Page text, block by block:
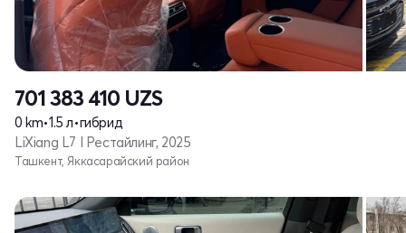
701 383 410 UZS
0 km•1.5 л•гибрид
LiXiang L7 I Рестайлинг, 2025
Ташкент, Яккасарайский район